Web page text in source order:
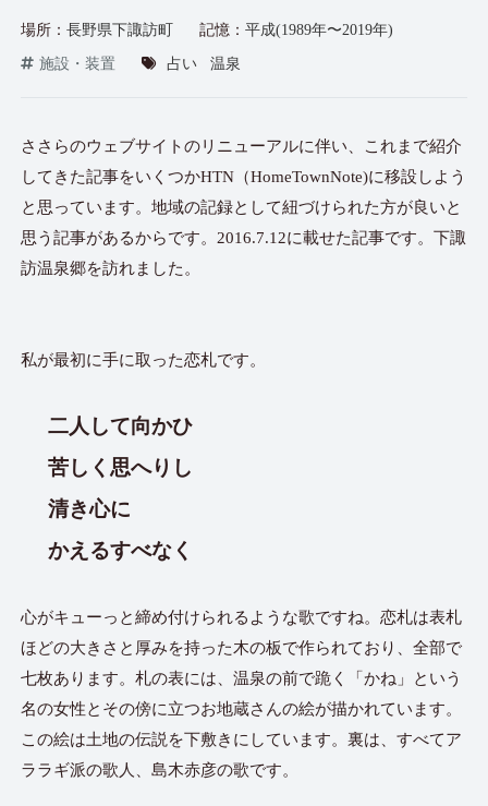
場所：長野県下諏訪町 記憶：平成(1989年〜2019年)
施設・装置 占い 温泉
ささらのウェブサイトのリニューアルに伴い、これまで紹介
してきた記事をいくつかHTN（HomeTownNote)に移設しよう
と思っています。地域の記録として紐づけられた方が良いと
思う記事があるからです。2016.7.12に載せた記事です。下諏
訪温泉郷を訪れました。
私が最初に手に取った恋札です。
二人して向かひ
苦しく思へりし
清き心に
かえるすべなく
心がキューっと締め付けられるような歌ですね。恋札は表札
ほどの大きさと厚みを持った木の板で作られており、全部で
七枚あります。札の表には、温泉の前で跪く「かね」という
名の女性とその傍に立つお地蔵さんの絵が描かれています。
この絵は土地の伝説を下敷きにしています。裏は、すべてア
ララギ派の歌人、島木赤彦の歌です。